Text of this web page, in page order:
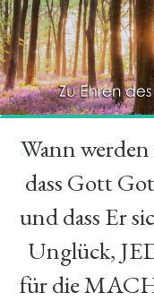
“
Wann
dass Gott
und dass Er
Unglück,
für die